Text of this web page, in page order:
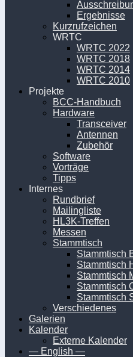
Ergebnisse
Kurzrufzeichen
WRTC
WRTC 2022
WRTC 2018
WRTC 2014
WRTC 2010
Projekte
BCC-Handbuch
Hardware
Transceiver
Antennen
Zubehör
Software
Vorträge
Tipps
Internes
Rundbrief
Mailingliste
HL3K-Treffen
Messen
Stammtisch
Stammtisch
Stammtisch
Stammtisch
Stammtisch
Stammtisch
Verschiedenes
Galerien
Kalender
Externe Kalender
— English —